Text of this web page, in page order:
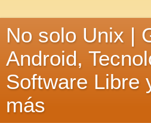
No solo Unix |
Android,
Software Libre
más